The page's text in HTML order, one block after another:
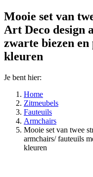
Mooie set van
Art Deco design
zwarte biezen
kleuren
Je bent hier:
Home
Zitmeubels
Fauteuils
Armchairs
Mooie set van twee
armchairs/ fauteuils
kleuren